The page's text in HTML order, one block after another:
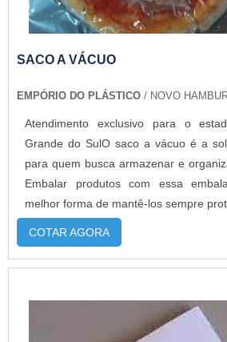
SACO A VÁCUO
EMPÓRIO DO PLÁSTICO / NOVO
Atendimento exclusivo para o
Grande do SulO saco a vácuo é a
para quem busca armazenar e
Embalar produtos com essa
melhor forma de mantê-los sempre
muito mais tempo. Ao embalar
validade deles é completamente
eles não terão nenhum contato com
economiza muito dinheiro e evita o
COTAR AGORA